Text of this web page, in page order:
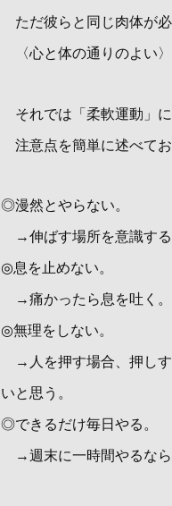
ただ彼らと同じ肉体が必
〈心と体の通りのよい〉
それでは「柔軟運動」に
注意点を簡単に述べてお
◎漫然とやらない。
→伸ばす場所を意識する
◎息を止めない。
→痛かったら息を吐く。
◎無理をしない。
→人を押す場合、押しす
いと思う。
◎できるだけ毎日やる。
→週末に一時間やるなら